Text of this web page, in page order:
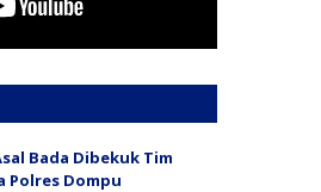
Bada Dibekuk Tim
Polres Dompu